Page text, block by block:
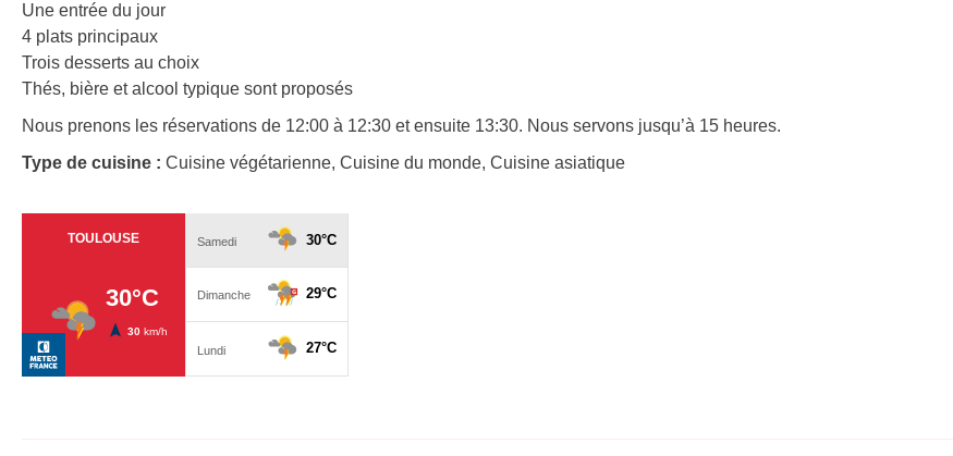
Une entrée du jour
4 plats principaux
Trois desserts au choix
Thés, bière et alcool typique sont proposés
Nous prenons les réservations de 12:00 à 12:30 et ensuite 13:30. Nous servons jusqu’à 15 heures.
Type de cuisine : Cuisine végétarienne, Cuisine du monde, Cuisine asiatique